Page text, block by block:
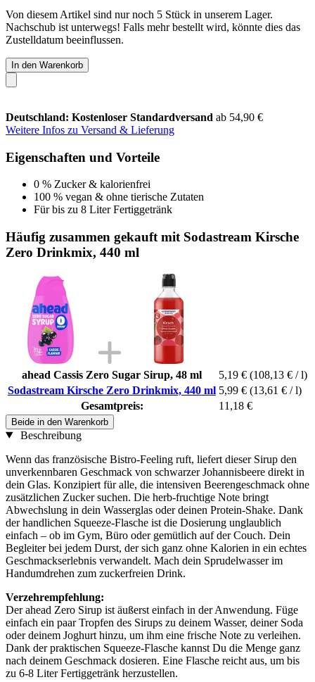
Von diesem Artikel sind nur noch 5 Stück in unserem Lager.
Nachschub ist unterwegs! Falls mehr bestellt wird, könnte dies das
Zustelldatum beeinflussen.
In den Warenkorb
Deutschland: Kostenloser Standardversand ab 54,90 €
Weitere Infos zu Versand & Lieferung
Eigenschaften und Vorteile
0 % Zucker & kalorienfrei
100 % vegan & ohne tierische Zutaten
Für bis zu 8 Liter Fertiggetränk
Häufig zusammen gekauft mit Sodastream Kirsche
Zero Drinkmix, 440 ml
ahead Cassis Zero Sugar Sirup, 48 ml 5,19 € (108,13 € / l)
Sodastream Kirsche Zero Drinkmix, 440 ml 5,99 € (13,61 € / l)
Gesamtpreis:
11,18 €
Beide in den Warenkorb
Beschreibung
Wenn das französische Bistro-Feeling ruft, liefert dieser Sirup den
unverkennbaren Geschmack von schwarzer Johannisbeere direkt in
dein Glas. Konzipiert für alle, die intensiven Beerengeschmack ohne
zusätzlichen Zucker suchen. Die herb-fruchtige Note bringt
Abwechslung in dein Wasserglas oder deinen Protein-Shake. Dank
der handlichen Squeeze-Flasche ist die Dosierung unglaublich
einfach – ob im Gym, Büro oder gemütlich auf der Couch. Dein
Begleiter bei jedem Durst, der sich ganz ohne Kalorien in ein echtes
Geschmackserlebnis verwandelt. Mach dein Sprudelwasser im
Handumdrehen zum zuckerfreien Drink.
Verzehrempfehlung:
Der ahead Zero Sirup ist äußerst einfach in der Anwendung. Füge
einfach ein paar Tropfen des Sirups zu deinem Wasser, deiner Soda
oder deinem Joghurt hinzu, um ihm eine frische Note zu verleihen.
Dank der praktischen Squeeze-Flasche kannst Du die Menge ganz
nach deinem Geschmack dosieren. Eine Flasche reicht aus, um bis
zu 6-8 Liter Fertiggetränk herzustellen.